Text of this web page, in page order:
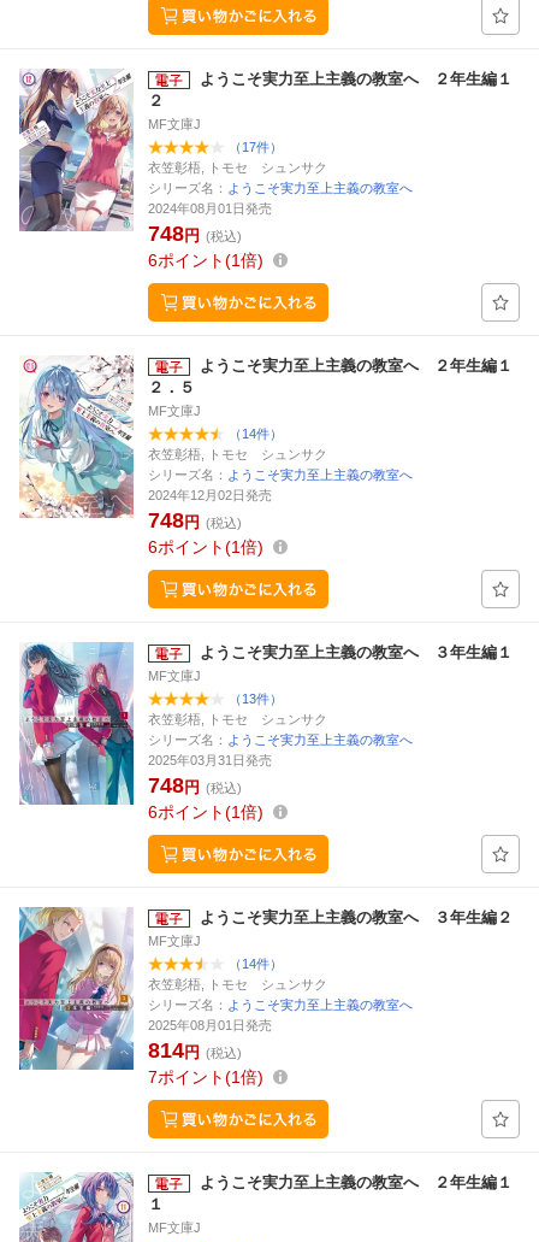
ようこそ実力至上主義の教室へ ２年生編１
２
MF文庫J
（17件）
衣笠彰梧, トモセ シュンサク
シリーズ名： ようこそ実力至上主義の教室へ
2024年08月01日発売
748円 (税込)
6ポイント 1倍
ようこそ実力至上主義の教室へ ２年生編１
２．５
MF文庫J
（14件）
衣笠彰梧, トモセ シュンサク
シリーズ名： ようこそ実力至上主義の教室へ
2024年12月02日発売
748円 (税込)
6ポイント 1倍
ようこそ実力至上主義の教室へ ３年生編１
MF文庫J
（13件）
衣笠彰梧, トモセ シュンサク
シリーズ名： ようこそ実力至上主義の教室へ
2025年03月31日発売
748円 (税込)
6ポイント 1倍
ようこそ実力至上主義の教室へ ３年生編２
MF文庫J
（14件）
衣笠彰梧, トモセ シュンサク
シリーズ名： ようこそ実力至上主義の教室へ
2025年08月01日発売
814円 (税込)
7ポイント 1倍
ようこそ実力至上主義の教室へ ２年生編１
１
MF文庫J